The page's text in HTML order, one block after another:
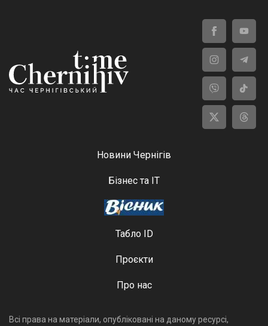
Новини Чернігів
Бізнес та ІТ
Табло ID
Проєкти
Про нас
Всі права на матеріали, опубліковані на даному ресурсі,